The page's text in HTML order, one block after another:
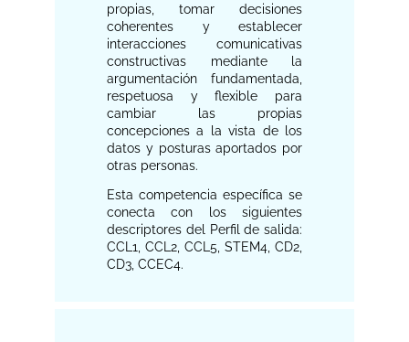
propias, tomar decisiones
coherentes y establecer
interacciones comunicativas
constructivas mediante la
argumentación fundamentada,
respetuosa y flexible para
cambiar las propias
concepciones a la vista de los
datos y posturas aportados por
otras personas.
Esta competencia específica se
conecta con los siguientes
descriptores del Perfil de salida:
CCL1, CCL2, CCL5, STEM4, CD2,
CD3, CCEC4.